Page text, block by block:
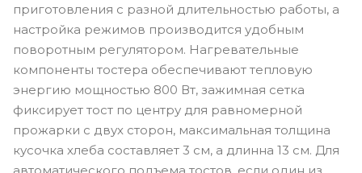
приготовления с разной длительностью работы, а
настройка режимов производится удобным
поворотным регулятором. Нагревательные
компоненты тостера обеспечивают тепловую
энергию мощностью 800 Вт, зажимная сетка
фиксирует тост по центру для равномерной
прожарки с двух сторон, максимальная толщина
кусочка хлеба составляет 3 см, а длинна 13 см. Для
автоматического подъема тостов, если один из